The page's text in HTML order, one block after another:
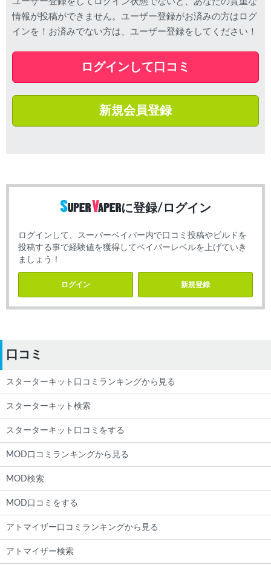
情報が投稿ができません。ユーザー登録がお済みの方はログ
インを！お済みでない方は、ユーザー登録をしてください！
ログインして口コミ
新規会員登録
に登録/ログイン
ログインして、スーパーベイパー内で口コミ投稿やビルドを
投稿する事で経験値を獲得してベイパーレベルを上げていき
ましょう！
ログイン 新規登録
口コミ
スターターキット口コミランキングから見る
スターターキット検索
スターターキット口コミをする
MOD口コミランキングから見る
MOD検索
MOD口コミをする
アトマイザー口コミランキングから見る
アトマイザー検索